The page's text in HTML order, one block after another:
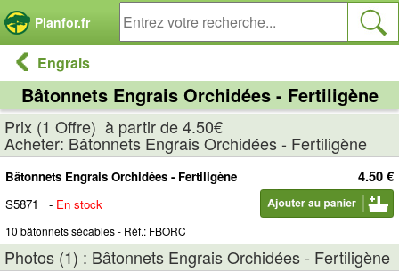
Planfor.fr
Engrais
Bâtonnets Engrais Orchidées - Fertiligène
Prix (1 Offre) à partir de 4.50€
Acheter: Bâtonnets Engrais Orchidées - Fertiligène
4.50 €
Bâtonnets Engrais Orchidées - Fertiligène
S5871
- En stock
10 bâtonnets sécables - Réf.: FBORC
Photos (1) : Bâtonnets Engrais Orchidées - Fertiligène
Panneau de gestion des cookies